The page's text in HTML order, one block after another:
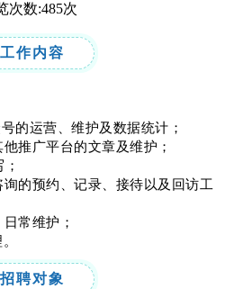
次数:485次
工作内容
的运营、维护及数据统计；
推广平台的文章及维护；
的预约、记录、接待以及回访工
常维护；
招聘对象